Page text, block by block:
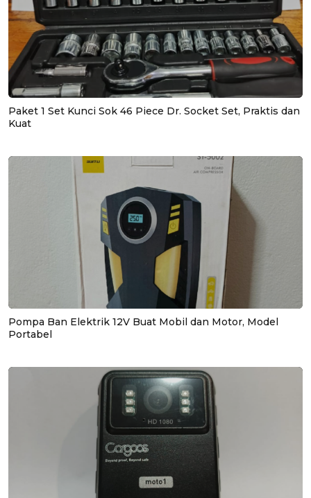
Paket 1 Set Kunci Sok 46 Piece Dr. Socket Set, Praktis dan
Kuat
Pompa Ban Elektrik 12V Buat Mobil dan Motor, Model
Portabel